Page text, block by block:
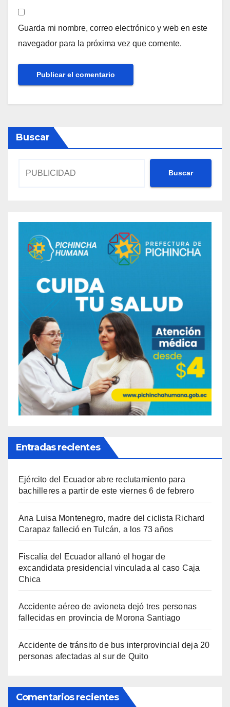
Guarda mi nombre, correo electrónico y web en este
navegador para la próxima vez que comente.
Buscar
Buscar
Entradas recientes
Ejército del Ecuador abre reclutamiento para
bachilleres a partir de este viernes 6 de febrero
Ana Luisa Montenegro, madre del ciclista Richard
Carapaz falleció en Tulcán, a los 73 años
Fiscalía del Ecuador allanó el hogar de
excandidata presidencial vinculada al caso Caja
Chica
Accidente aéreo de avioneta dejó tres personas
fallecidas en provincia de Morona Santiago
Accidente de tránsito de bus interprovincial deja 20
personas afectadas al sur de Quito
Comentarios recientes